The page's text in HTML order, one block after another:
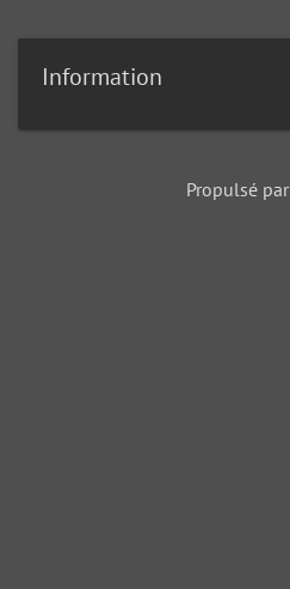
Information
Propulsé par